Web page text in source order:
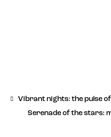
Vibrant nights: the pulse
Serenade of the stars: